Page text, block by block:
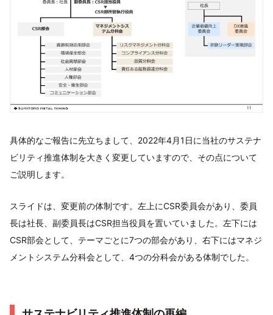
具体的なご報告に先立ちまして、2022年4月1日に当社のサステナ
ビリティ推進体制を大きく変更していますので、その点について
ご説明します。
スライドは、変更前の体制です。左上にCSR委員会があり、委員
長は社長、副委員長はCSR担当役員を置いていました。左下には
CSR部会として、テーマごとに7つの部会があり、右下にはマネジ
メントシステム分科会として、4つの分科会がある体制でした。